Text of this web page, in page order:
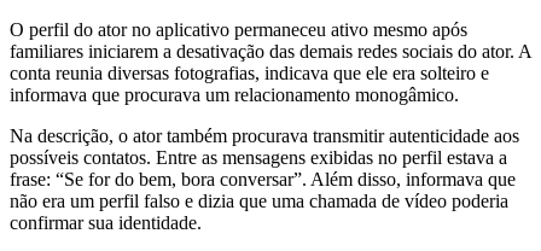
O perfil do ator no aplicativo permaneceu ativo mesmo após
familiares iniciarem a desativação das demais redes sociais do ator. A
conta reunia diversas fotografias, indicava que ele era solteiro e
informava que procurava um relacionamento monogâmico.
Na descrição, o ator também procurava transmitir autenticidade aos
possíveis contatos. Entre as mensagens exibidas no perfil estava a
frase: “Se for do bem, bora conversar”. Além disso, informava que
não era um perfil falso e dizia que uma chamada de vídeo poderia
confirmar sua identidade.